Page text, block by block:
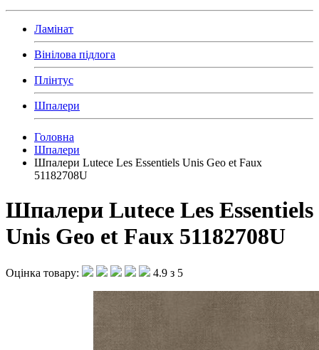
Ламінат
Вінілова підлога
Плінтус
Шпалери
Головна
Шпалери
Шпалери Lutece Les Essentiels Unis Geo et Faux
51182708U
Шпалери Lutece Les Essentiels
Unis Geo et Faux 51182708U
Оцінка товару: 4.9 з 5